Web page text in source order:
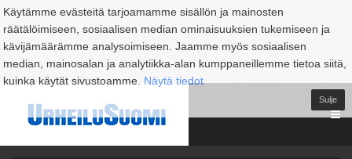
Käytämme evästeitä tarjoamamme sisällön ja mainosten
räätälöimiseen, sosiaalisen median ominaisuuksien tukemiseen ja
kävijämäärämme analysoimiseen. Jaamme myös sosiaalisen
median, mainosalan ja analytiikka-alan kumppaneillemme tietoa siitä,
kuinka käytät sivustoamme. Näytä tiedot
Sulje